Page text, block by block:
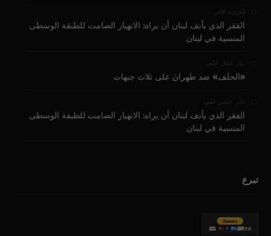
قارىء على
الفقر الذي يأنف لبنان أن يراه: الانهيار الصامت للطبقة الوسطى
المنسية في لبنان
بيار عقل على
«الحلف» ضد طهرانَ على ثلاث جبهات
نادر جبلي على
الفقر الذي يأنف لبنان أن يراه: الانهيار الصامت للطبقة الوسطى
المنسية في لبنان
تبرع